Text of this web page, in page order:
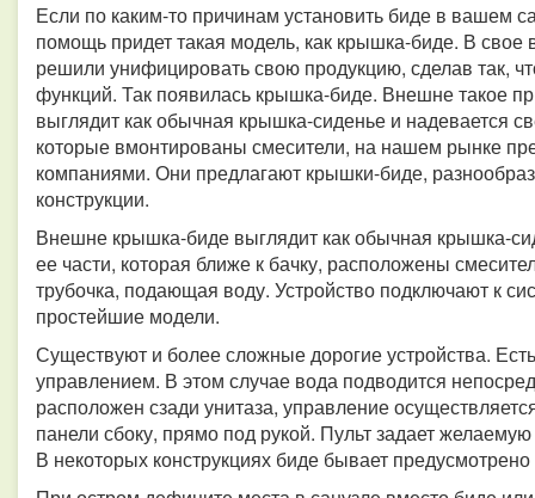
Если по каким-то причинам установить биде в вашем
помощь придет такая модель, как крышка-биде. В
решили унифицировать свою продукцию, сделав так,
функций. Так появилась крышка-биде. Внешне такое
выглядит как обычная крышка-сиденье и надевается
которые вмонтированы смесители, на нашем рынке
компаниями. Они предлагают крышки-биде,
конструкции.
Внешне крышка-биде выглядит как обычная крышка-
ее части, которая ближе к бачку, расположены
трубочка, подающая воду. Устройство подключают к
простейшие модели.
Существуют и более сложные дорогие устройства.
управлением. В этом случае вода подводится
расположен сзади унитаза, управление
панели сбоку, прямо под рукой. Пульт задает
В некоторых конструкциях биде бывает